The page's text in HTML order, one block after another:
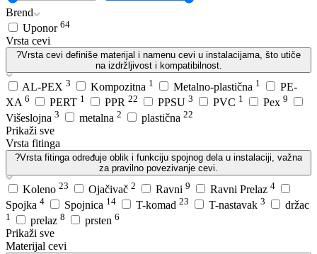
Brend
Uponor 64
Vrsta cevi
?Vrsta cevi definiše materijal i namenu cevi u instalacijama, što utiče
na izdržljivost i kompatibilnost.
AL-PEX 3 Kompozitna 1 Metalno-plastična 1
PE-
XA 6 PERT 1 PPR 22 PPSU 3 PVC 1 Pex 9
Višeslojna 3 metalna 2 plastična 22
Prikaži sve
Vrsta fitinga
?Vrsta fitinga određuje oblik i funkciju spojnog dela u instalaciji, važna
za pravilno povezivanje cevi.
Koleno 23 Ojačivač 2 Ravni 9 Ravni Prelaz 4
Spojka 4 Spojnica 14 T-komad 23 T-nastavak 3 držac
1 prelaz 8 prsten 6
Prikaži sve
Materijal cevi